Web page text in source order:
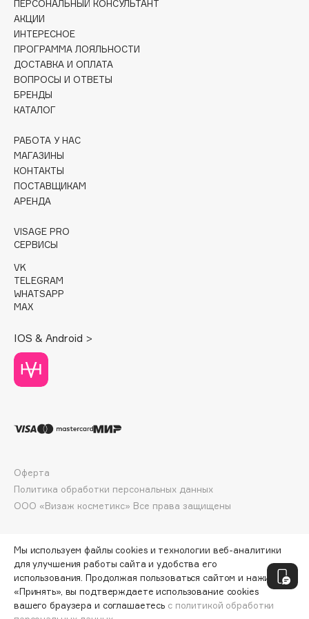
Collagenina
Consly
Corimo
CosRX
Cottolina
Crescina
Curaprox
D
DABO
DARLING*
Darphin
Davines
Dessange
Dior
Divage
Dorco
Dr. Vranjes Firenze
Dr.Althea
DSD de Luxe
Dyson
ПЕРСОНАЛЬНЫЙ КОНСУЛЬТАНТ
АКЦИИ
ИНТЕРЕСНОЕ
ПРОГРАММА ЛОЯЛЬНОСТИ
ДОСТАВКА И ОПЛАТА
ВОПРОСЫ И ОТВЕТЫ
БРЕНДЫ
КАТАЛОГ
РАБОТА У НАС
МАГАЗИНЫ
КОНТАКТЫ
ПОСТАВЩИКАМ
АРЕНДА
VISAGE PRO
СЕРВИСЫ
VK
TELEGRAM
WHATSAPP
MAX
IOS & Android >
ООО «Визаж косметикс» Все права защищены
Оферта
Политика обработки персональных данных
Мы используем файлы cookies и технологии веб-аналитики
для улучшения работы сайта и удобства его
использования. Продолжая пользоваться сайтом и нажимая
«Принять», вы подтверждаете использование cookies
вашего браузера и соглашаетесь с политикой обработки